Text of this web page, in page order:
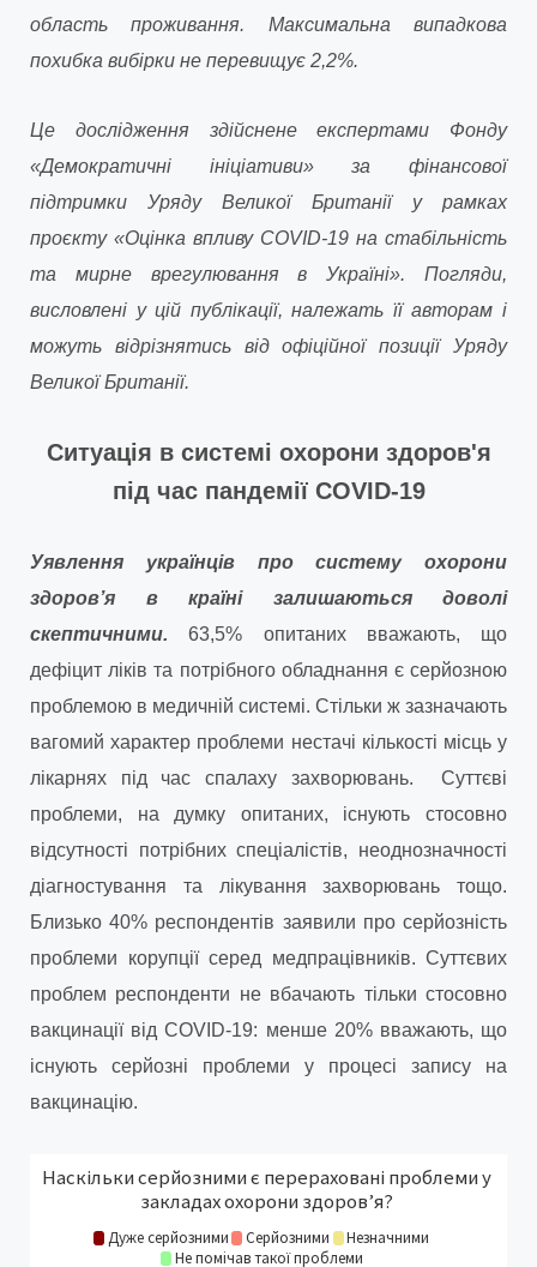
область проживання. Максимальна випадкова
похибка вибірки не перевищує 2,2%.
Це дослідження здійснене експертами Фондy
«Демократичні ініціативи» за фінансової
підтримки Уряду Великої Британії у рамках
проєкту «Оцінка впливу COVID-19 на стабільність
та мирне врегулювання в Україні». Погляди,
висловлені у цій публікації, належать її авторам і
можуть відрізнятись від офіційної позиції Уряду
Великої Британії.
Ситуація в системі охорони здоров'я
під час пандемії COVID-19
Уявлення українців про систему охорони
здоров’я в країні залишаються доволі
скептичними.63,5% опитаних вважають, що
дефіцит ліків та потрібного обладнання є серйозною
проблемою в медичній системі. Стільки ж зазначають
вагомий характер проблеми нестачі кількості місць у
лікарнях під час спалаху захворювань. Суттєві
проблеми, на думку опитаних, існують стосовно
відсутності потрібних спеціалістів, неоднозначності
діагностування та лікування захворювань тощо.
Близько 40% респондентів заявили про серйозність
проблеми корупції серед медпрацівників. Суттєвих
проблем респонденти не вбачають тільки стосовно
вакцинації від COVID-19: менше 20% вважають, що
існують серйозні проблеми у процесі запису на
вакцинацію.